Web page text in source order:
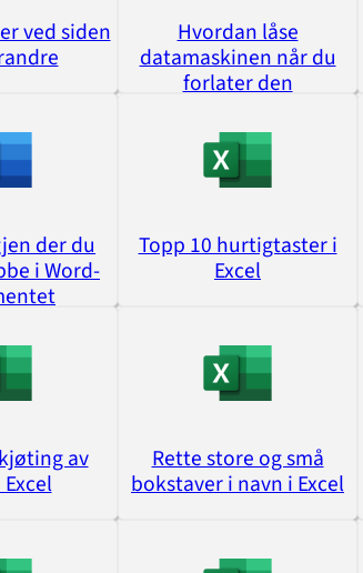
ved siden
Hvordan låse
datamaskinen når du
forlater den
der du
i Word-
Topp 10 hurtigtaster i
Excel
av
Rette store og små
bokstaver i navn i Excel